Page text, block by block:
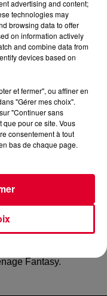
sortait son dernier
est bien servi par la
Fantasy.
advertising and content;
technologies may
browsing data to offer
on information actively
and combine data from
devices based on
et fermer", ou affiner en
"Gérer mes choix".
"Continuer sans
pour ce site. Vous
consentement à tout
bas de chaque page.